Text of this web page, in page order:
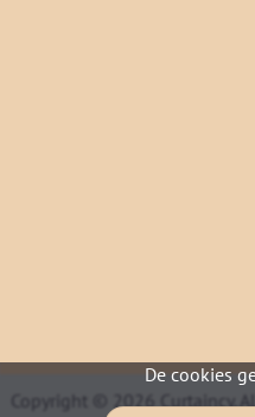
De cookies
Copyright © 2026 Curtaincy.